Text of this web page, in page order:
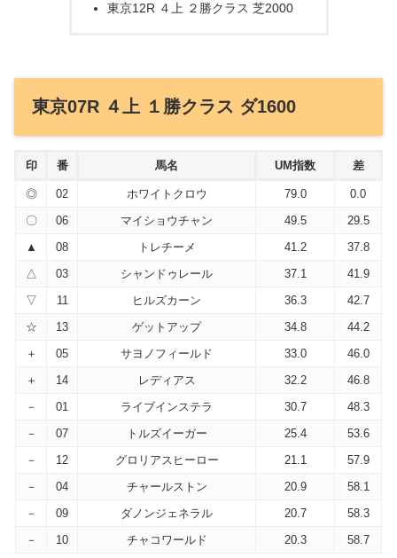
東京12R ４上 ２勝クラス 芝2000
東京07R ４上 １勝クラス ダ1600
印 番 馬名 UM指数 差
◎ 02 ホワイトクロウ 79.0
0.0
〇
06 マイショウチャン 49.5
29.5
▲
08 トレチーメ 41.2
37.8
△
03 シャンドゥレール 37.1
41.9
▽
11 ヒルズカーン 36.3
42.7
☆
13 ゲットアップ 34.8
44.2
＋
05 サヨノフィールド 33.0
46.0
＋
14 レディアス 32.2
46.8
－
01 ライブインステラ 30.7
48.3
－
07 トルズイーガー 25.4
53.6
－
12 グロリアスヒーロー 21.1
57.9
－
04 チャールストン 20.9
58.1
－
09 ダノンジェネラル 20.7
58.3
－
10 チャコワールド 20.3 58.7